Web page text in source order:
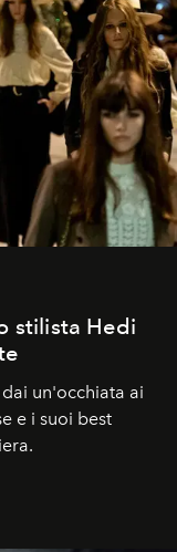
stilista Hedi
un'occhiata ai
e i suoi best